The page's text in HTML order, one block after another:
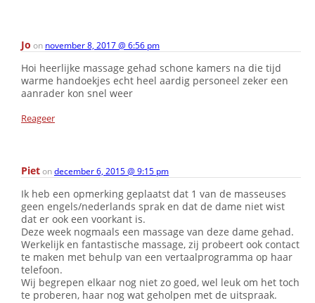
Jo on november 8, 2017 @ 6:56 pm
Hoi heerlijke massage gehad schone kamers na die tijd
warme handoekjes echt heel aardig personeel zeker een
aanrader kon snel weer
Reageer
Pietondecember 6, 2015 @ 9:15 pm
Ik heb een opmerking geplaatst dat 1 van de masseuses
geen engels/nederlands sprak en dat de dame niet wist
dat er ook een voorkant is.
Deze week nogmaals een massage van deze dame gehad.
Werkelijk en fantastische massage, zij probeert ook contact
te maken met behulp van een vertaalprogramma op haar
telefoon.
Wij begrepen elkaar nog niet zo goed, wel leuk om het toch
te proberen, haar nog wat geholpen met de uitspraak.